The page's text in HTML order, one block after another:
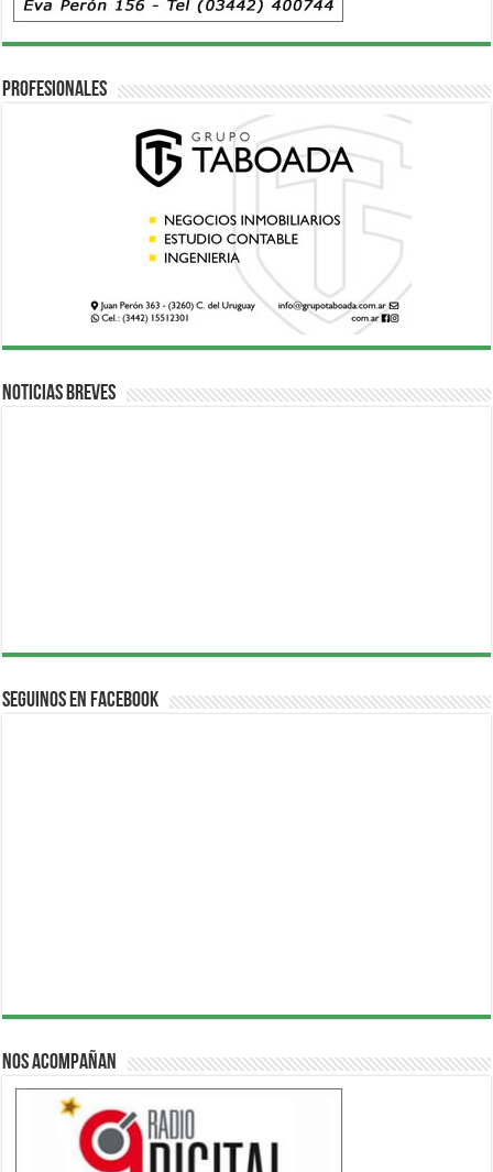
Profesionales
Noticias breves
Seguinos en Facebook
Nos acompañan